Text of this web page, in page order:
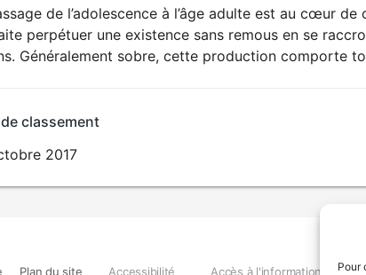
Pour
DÉCONSEILLÉ
AUX JEUNES
ENFANTS
de l’adolescence à l’âge adulte est au cœur de
perpétuer une existence sans remous en se
Généralement sobre, cette production comporte
classement
2017
Plan du site Accessibilité Accès à l'information